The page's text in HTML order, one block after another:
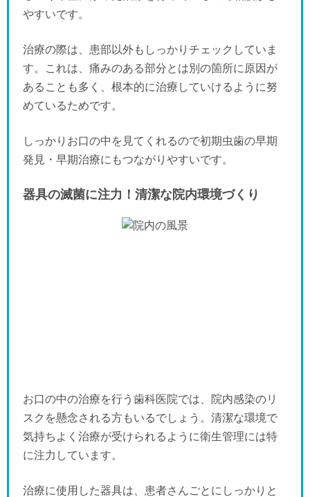
やすいです。
治療の際は、患部以外もしっかりチェックしていま
す。これは、痛みのある部分とは別の箇所に原因が
あることも多く、根本的に治療していけるように努
めているためです。
しっかりお口の中を見てくれるので初期虫歯の早期
発見・早期治療にもつながりやすいです。
器具の滅菌に注力！清潔な院内環境づくり
お口の中の治療を行う歯科医院では、院内感染のリ
スクを懸念される方もいるでしょう。清潔な環境で
気持ちよく治療が受けられるように衛生管理には特
に注力しています。
治療に使用した器具は、患者さんごとにしっかりと